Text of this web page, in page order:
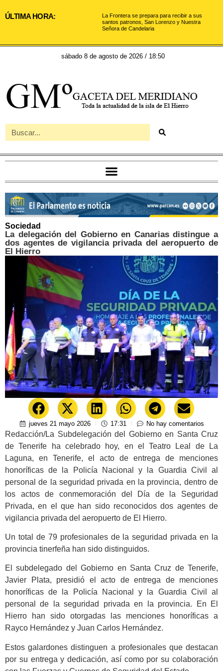
ÚLTIMA HORA:
La Frontera se prepara para recibir a sus
santos patronos, San Lorenzo y Nuestra
Señora de Candelaria
sábado 8 de agosto de 2026 / 18:50
Sociedad
La delegación del Gobierno en Canarias distingue a
dos agentes de vigilancia privada del aeropuerto de
El Hierro
jueves 21 mayo 2026 17:31 No hay comentarios
Redacción/La Subdelegación del Gobierno en Santa Cruz
de Tenerife ha celebrado hoy, en el Teatro Leal de La
Laguna, en Tenerife, el acto de entrega de menciones
honoríficas de la Policía Nacional y la Guardia Civil al
personal de la seguridad privada en la provincia, dentro de
los actos de conmemoración del Día de la Seguridad
Privada, en el que han sido reconocidos dos agentes de
vigilancia privada del aeropuerto de El Hierro.
Un total de 79 profesionales de la seguridad privada en la
provincia tinerfeña han sido distinguidos.
El subdelegado del Gobierno en Santa Cruz de Tenerife,
Javier Plata, presidió el acto de entrega de menciones
honoríficas de la Policía Nacional y la Guardia Civil al
personal de la seguridad privada en la provincia. En El
Hierro han sido otorgadas las menciones honoríficas a
Rayco Hernández y Juan Carlos Hernández.
Estos galardones distinguen a profesionales que destacan
por su entrega y dedicación, así como por su colaboración